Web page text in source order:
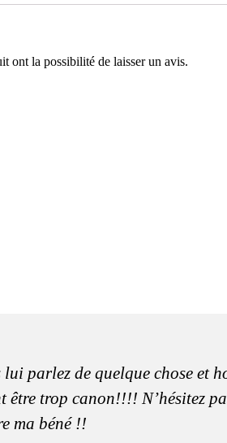
ont la possibilité de laisser un avis.
parlez de quelque chose et
trop canon!!!! N’hésitez
ma béné !!